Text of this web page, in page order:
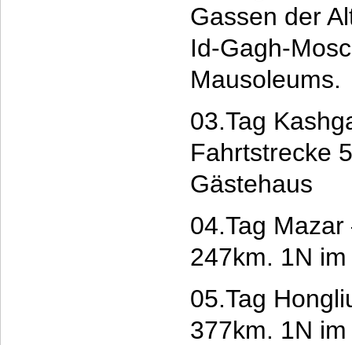
Gassen der
Id-Gagh-
Mausoleums.
03.Tag
Fahrtstrecke
Gästehaus
04.Tag
247km. 1N
05.Tag
377km. 1N